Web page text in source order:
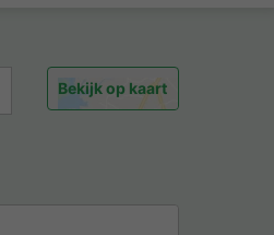
Bekijk op kaart